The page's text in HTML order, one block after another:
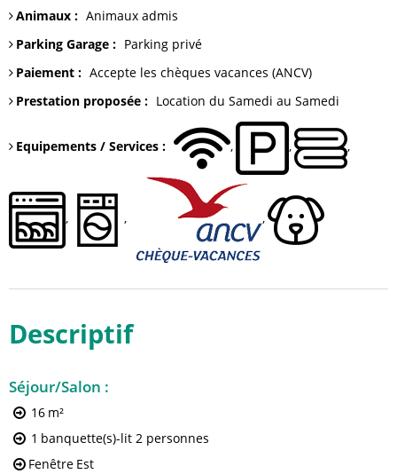
Animaux : Animaux admis
Parking Garage : Parking privé
Paiement : Accepte les chèques vacances (ANCV)
Prestation proposée : Location du Samedi au Samedi
Equipements / Services :
Descriptif
Séjour/Salon :
16 m²
1 banquette(s)-lit 2 personnes
Fenêtre Est